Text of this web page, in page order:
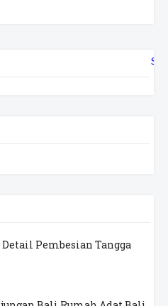
Pembesian Tangga